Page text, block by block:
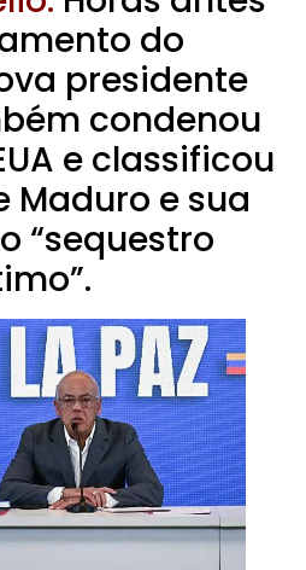
do
presidente
condenou
e classificou
Maduro e sua
“sequestro